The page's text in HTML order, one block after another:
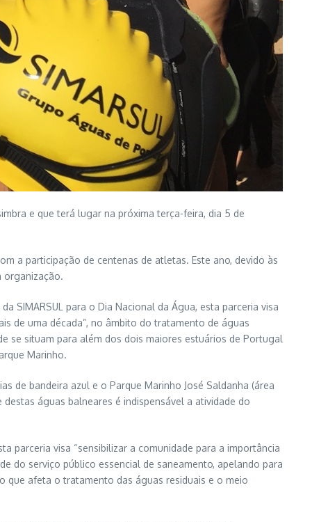
e que terá lugar na próxima terça-feira, dia 5 de
a participação de centenas de atletas. Este ano, devido às
organização.
SIMARSUL para o Dia Nacional da Água, esta parceria visa
de uma década”, no âmbito do tratamento de águas
se situam para além dos dois maiores estuários de Portugal
Marinho.
de bandeira azul e o Parque Marinho José Saldanha (área
águas balneares é indispensável a atividade do
parceria visa “sensibilizar a comunidade para a importância
do serviço público essencial de saneamento, apelando para
que afeta o tratamento das águas residuais e o meio